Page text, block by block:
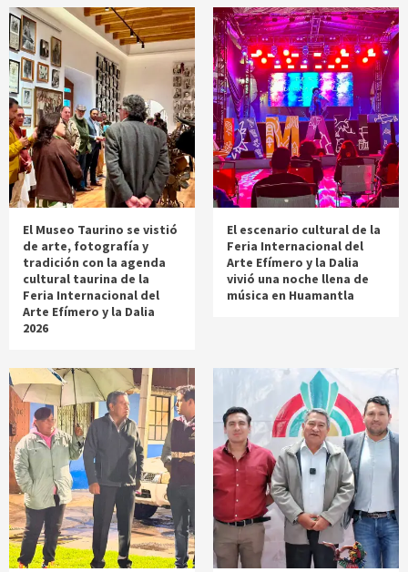
El Museo Taurino se vistió
de arte, fotografía y
tradición con la agenda
cultural taurina de la
Feria Internacional del
Arte Efímero y la Dalia
2026
El escenario cultural de la
Feria Internacional del
Arte Efímero y la Dalia
vivió una noche llena de
música en Huamantla